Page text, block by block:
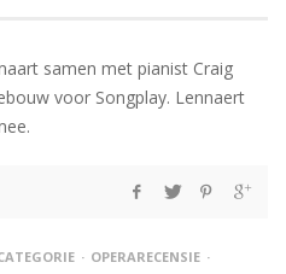
samen met pianist Craig
voor Songplay. Lennaert
OPERARECENSIE